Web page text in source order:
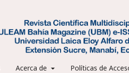
Acerca de Políticas de